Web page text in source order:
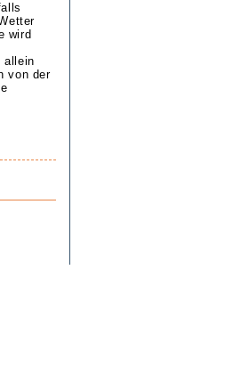
wird
allein
von der